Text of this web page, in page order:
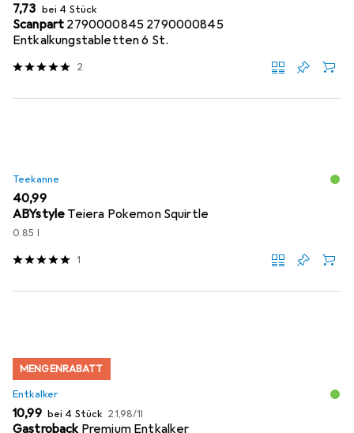
EUR
7,73 bei 4 Stück
Scanpart 2790000845 2790000845
Entkalkungstabletten 6 St.
2
Teekanne
EUR
40,99
ABYstyle Teiera Pokemon Squirtle
0.85 l
1
MENGENRABATT
Entkalker
EUR
10,99 bei 4 Stück EUR
21,98/1l
Gastroback Premium Entkalker